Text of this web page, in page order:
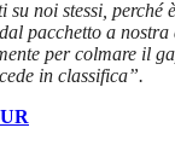
su noi stessi, perché
pacchetto a nostra
per colmare il
in classifica”.